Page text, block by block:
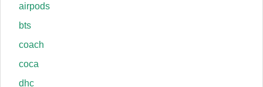
airpods
bts
coach
coca
dhc